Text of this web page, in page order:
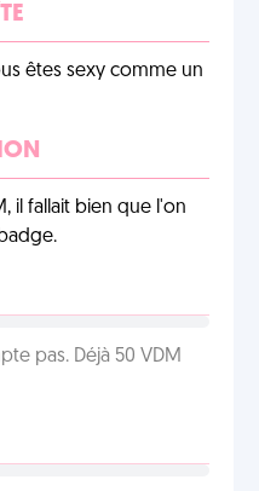
êtes sexy comme un
il fallait bien que l'on
pas. Déjà 50 VDM